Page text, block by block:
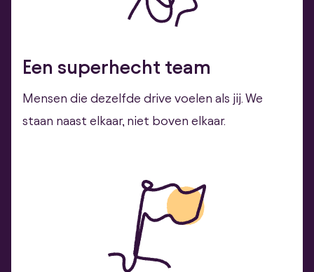
Een superhecht team
Mensen die dezelfde drive voelen als jij. We
staan naast elkaar, niet boven elkaar.